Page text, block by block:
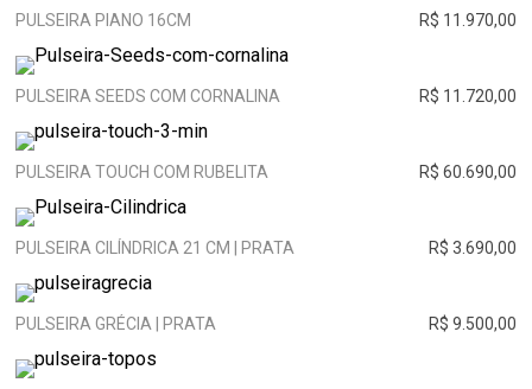
PULSEIRA PIANO 16CM R$ 11.970,00
PULSEIRA SEEDS COM CORNALINA R$ 11.720,00
PULSEIRA TOUCH COM RUBELITA R$ 60.690,00
PULSEIRA CILÍNDRICA 21 CM | PRATA R$ 3.690,00
PULSEIRA GRÉCIA | PRATA R$ 9.500,00